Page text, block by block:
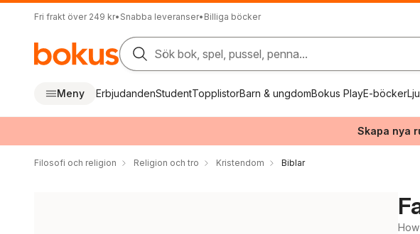
Fri frakt över 249 kr• Snabba leveranser• Billiga böcker
Sök bok, spel, pussel, penna...
Meny ErbjudandenStudentTopplistorBarn & ungdomBokus PlayE-böcker
Skapa nya
Filosofi och religion Religion och tro Kristendom Biblar